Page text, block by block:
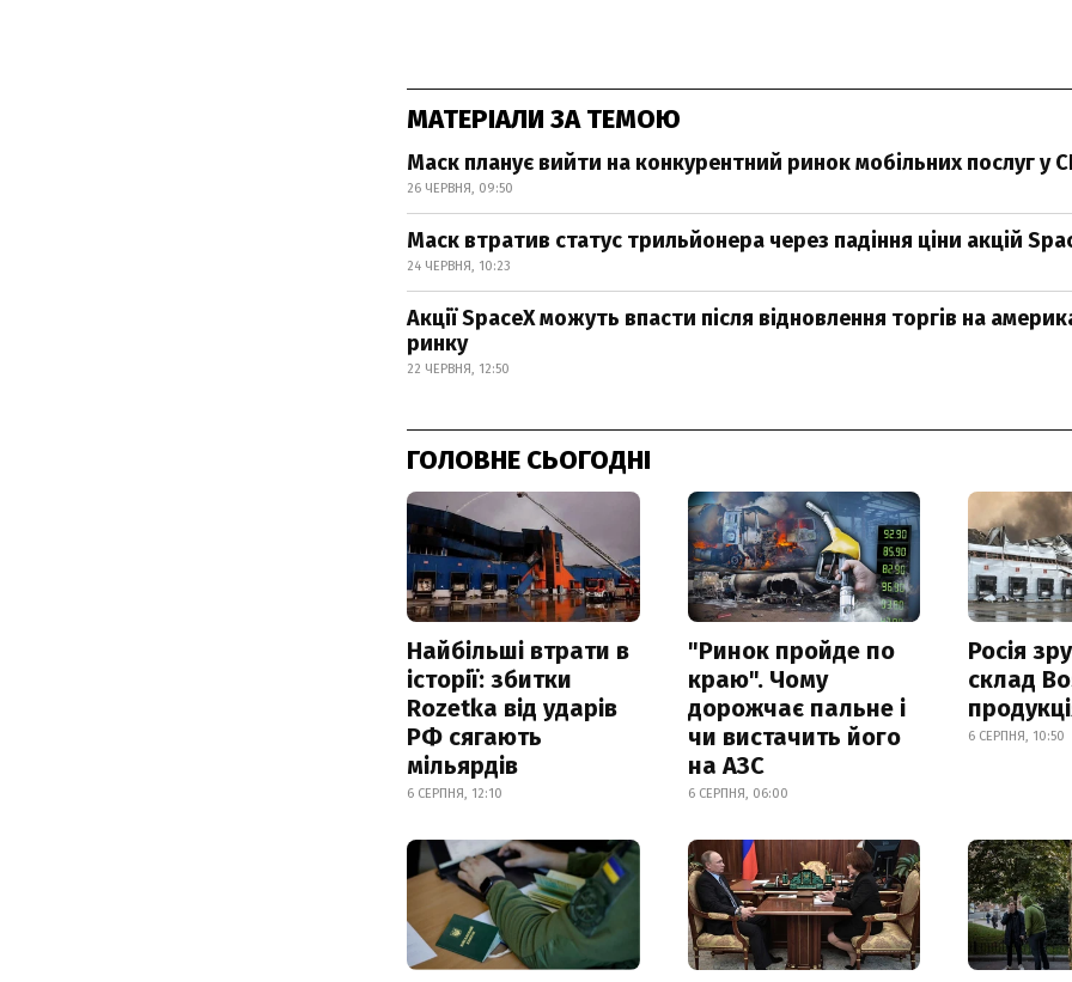
МАТЕРІАЛИ ЗА ТЕМОЮ
Маск планує вийти на конкурентний ринок мобільних послуг у
26 ЧЕРВНЯ, 09:50
Маск втратив статус трильйонера через падіння ціни акцій
24 ЧЕРВНЯ, 10:23
Акції SpaceX можуть впасти після відновлення торгів на
ринку
22 ЧЕРВНЯ, 12:50
ГОЛОВНЕ СЬОГОДНІ
Найбільші втрати в
історії: збитки
Rozetka від ударів
РФ сягають
мільярдів
6 СЕРПНЯ, 12:10
"Ринок пройде по
краю". Чому
дорожчає пальне і
чи вистачить його
на АЗС
6 СЕРПНЯ, 06:00
Росія
склад
6 СЕРПНЯ, 10:50